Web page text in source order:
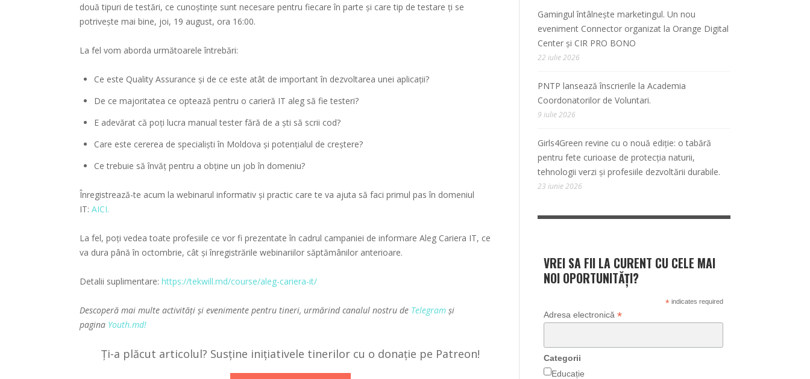
două tipuri de testări, ce cunoștințe sunt necesare pentru fiecare în parte și care tip de testare ți se
potrivește mai bine, joi, 19 august, ora 16:00.
La fel vom aborda următoarele întrebări:
Ce este Quality Assurance și de ce este atât de important în dezvoltarea unei aplicații?
De ce majoritatea ce optează pentru o carieră IT aleg să fie testeri?
E adevărat că poți lucra manual tester fără de a ști să scrii cod?
Care este cererea de specialiști în Moldova și potențialul de creștere?
Ce trebuie să învăț pentru a obține un job în domeniu?
Înregistrează-te acum la webinarul informativ și practic care te va ajuta să faci primul pas în domeniul
IT: AICI.
La fel, poți vedea toate profesiile ce vor fi prezentate în cadrul campaniei de informare Aleg Cariera IT, ce
va dura până în octombrie, cât și înregistrările webinariilor săptămânilor anterioare.
Detalii suplimentare: https://tekwill.md/course/aleg-cariera-it/
Descoperă mai multe activități și evenimente pentru tineri, urmărind canalul nostru de Telegram și
pagina Youth.md!
Ți-a plăcut articolul? Susține inițiativele tinerilor cu o donație pe Patreon!
Gamingul întâlnește marketingul. Un nou
eveniment Connector organizat la Orange Digital
Center și CIR PRO BONO
22 iulie 2026
PNTP lansează înscrierile la Academia
Coordonatorilor de Voluntari.
9 iulie 2026
Girls4Green revine cu o nouă ediție: o tabără
pentru fete curioase de protecția naturii,
tehnologii verzi și profesiile dezvoltării durabile.
23 iunie 2026
VREI SA FII LA CURENT CU CELE MAI
NOI OPORTUNITĂȚI?
*indicates required
Adresa electronică *
Categorii
Educație